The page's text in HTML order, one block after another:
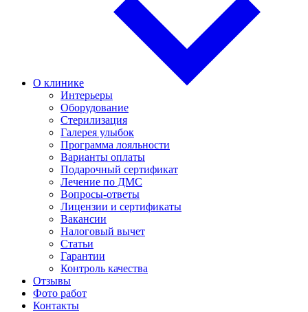
О клинике
Интерьеры
Оборудование
Стерилизация
Галерея улыбок
Программа лояльности
Варианты оплаты
Подарочный сертификат
Лечение по ДМС
Вопросы-ответы
Лицензии и сертификаты
Вакансии
Налоговый вычет
Статьи
Гарантии
Контроль качества
Отзывы
Фото работ
Контакты